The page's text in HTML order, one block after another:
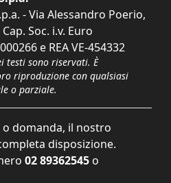
- Via Alessandro Poerio,
Soc. i.v. Euro
e REA VE-454332
testi sono riservati. È
riproduzione con qualsiasi
o parziale.
o domanda, il nostro
disposizione.
02 89362545 o